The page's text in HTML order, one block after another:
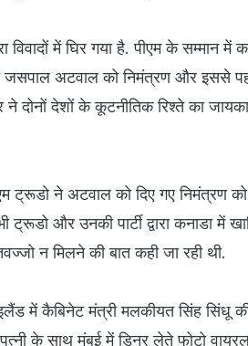
में घिर गया है. पीएम के सम्मान में
जसपाल अटवाल को निमंत्रण और इससे
दोनों देशों के कूटनीतिक रिश्ते का जायका
ट्रूडो ने अटवाल को दिए गए निमंत्रण
और उनकी पार्टी द्वारा कनाडा में
न मिलने की बात कही जा रही थी.
में कैबिनेट मंत्री मलकीयत सिंह सिंधू
के साथ मुंबई में डिनर लेते फोटो वायरल